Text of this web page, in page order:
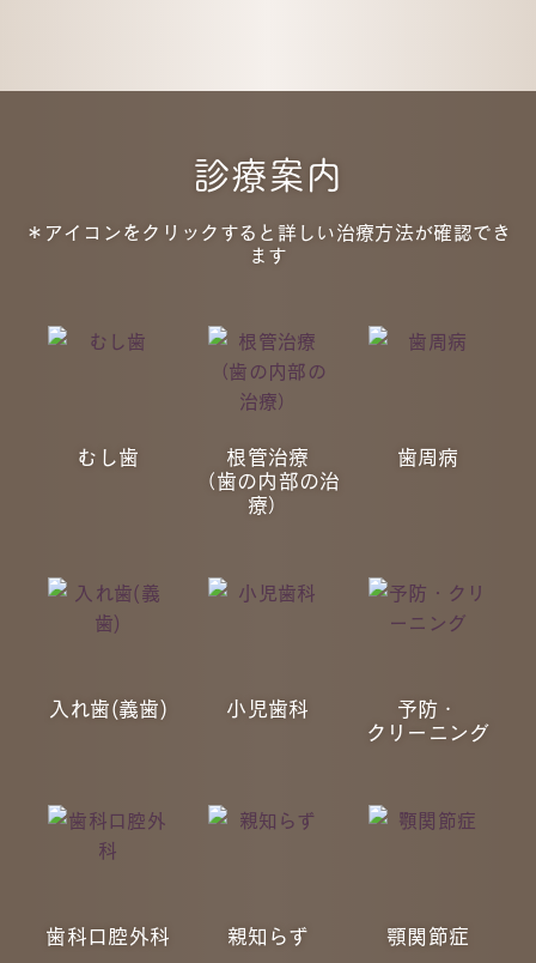
診療案内
＊アイコンをクリックすると詳しい治療⽅法が確認でき
ます
むし歯
根管治療
（⻭の内部の治
療）
歯周病
入れ歯(義歯) 小児歯科
予防・
クリーニング
歯科口腔外科 親知らず 顎関節症